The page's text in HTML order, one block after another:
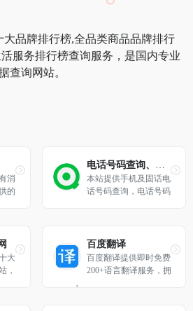
大品牌排行榜,全品类商品品牌排行
服务排行榜查询服务，是国内专业
查询网站。
消
的
行
发
，
本站提供手机及固话电
话号码查询，电话号码
码举报，智能号码等服
务
大
，
百度翻译
百度翻译提供即时免费
200+语言翻译服务，拥